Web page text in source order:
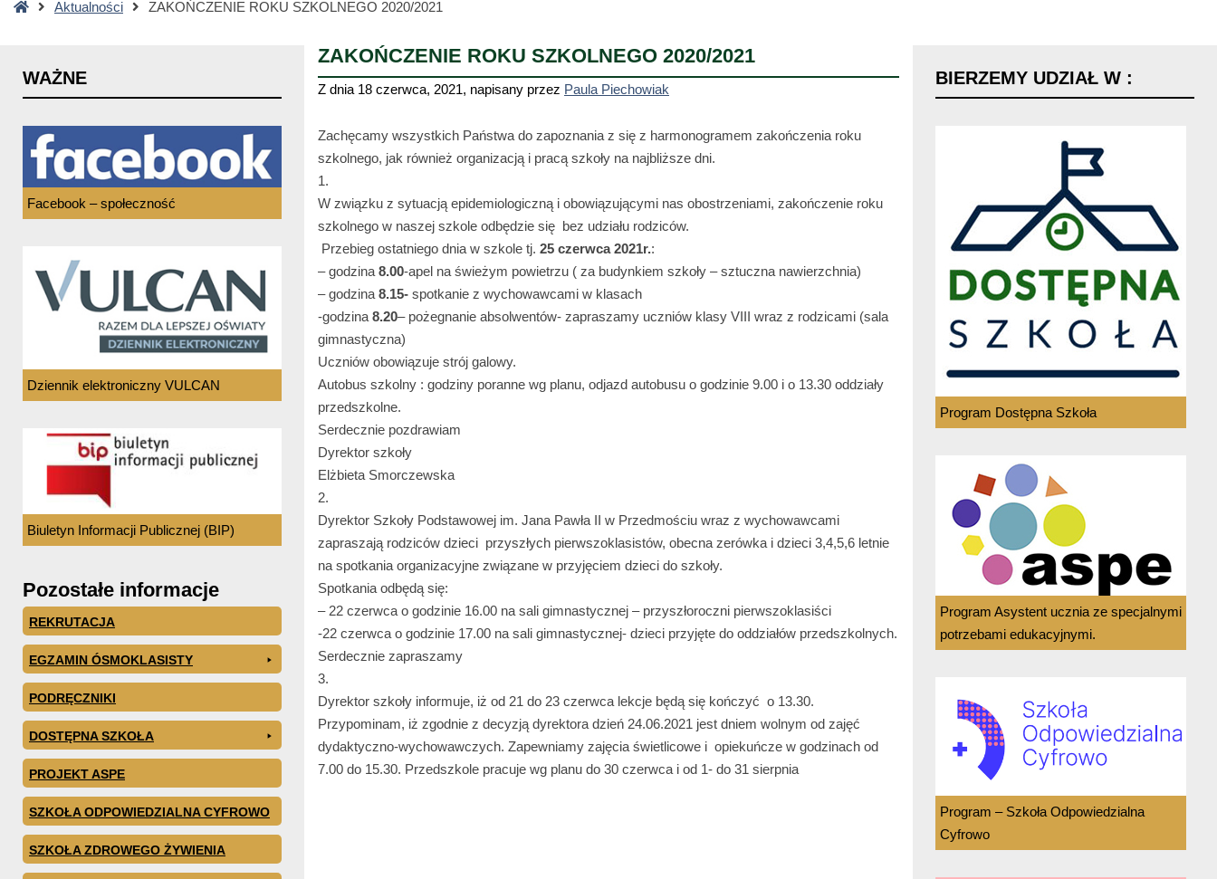
StronaAktualności ZAKOŃCZENIE ROKU SZKOLNEGO 2020/2021
ZAKOŃCZENIE ROKU SZKOLNEGO 2020/2021
Z dnia 18 czerwca, 2021, napisany przez Paula Piechowiak
Zachęcamy wszystkich Państwa do zapoznania z się z harmonogramem zakończenia roku
szkolnego, jak również organizacją i pracą szkoły na najbliższe dni.
1.
W związku z sytuacją epidemiologiczną i obowiązującymi nas obostrzeniami, zakończenie roku
szkolnego w naszej szkole odbędzie się bez udziału rodziców.
Przebieg ostatniego dnia w szkole tj. 25 czerwca 2021r.:
– godzina 8.00-apel na świeżym powietrzu ( za budynkiem szkoły – sztuczna nawierzchnia)
– godzina 8.15- spotkanie z wychowawcami w klasach
-godzina 8.20– pożegnanie absolwentów- zapraszamy uczniów klasy VIII wraz z rodzicami (sala
gimnastyczna)
Uczniów obowiązuje strój galowy.
Autobus szkolny : godziny poranne wg planu, odjazd autobusu o godzinie 9.00 i o 13.30 oddziały
przedszkolne.
Serdecznie pozdrawiam
Dyrektor szkoły
Elżbieta Smorczewska
2.
Dyrektor Szkoły Podstawowej im. Jana Pawła II w Przedmościu wraz z wychowawcami
zapraszają rodziców dzieci przyszłych pierwszoklasistów, obecna zerówka i dzieci 3,4,5,6 letnie
na spotkania organizacyjne związane w przyjęciem dzieci do szkoły.
Spotkania odbędą się:
– 22 czerwca o godzinie 16.00 na sali gimnastycznej – przyszłoroczni pierwszoklasiści
-22 czerwca o godzinie 17.00 na sali gimnastycznej- dzieci przyjęte do oddziałów przedszkolnych.
Serdecznie zapraszamy
3.
Dyrektor szkoły informuje, iż od 21 do 23 czerwca lekcje będą się kończyć o 13.30.
Przypominam, iż zgodnie z decyzją dyrektora dzień 24.06.2021 jest dniem wolnym od zajęć
dydaktyczno-wychowawczych. Zapewniamy zajęcia świetlicowe i opiekuńcze w godzinach od
7.00 do 15.30. Przedszkole pracuje wg planu do 30 czerwca i od 1- do 31 sierpnia
WAŻNE
Facebook – społeczność
Dziennik elektroniczny VULCAN
Biuletyn Informacji Publicznej (BIP)
Pozostałe informacje
REKRUTACJA
EGZAMIN ÓSMOKLASISTY
PODRĘCZNIKI
DOSTĘPNA SZKOŁA
PROJEKT ASPE
SZKOŁA ODPOWIEDZIALNA CYFROWO
SZKOŁA ZDROWEGO ŻYWIENIA
BIERZEMY UDZIAŁ W :
Program Dostępna Szkoła
Program Asystent ucznia ze specjalnymi
potrzebami edukacyjnymi.
Program – Szkoła Odpowiedzialna
Cyfrowo